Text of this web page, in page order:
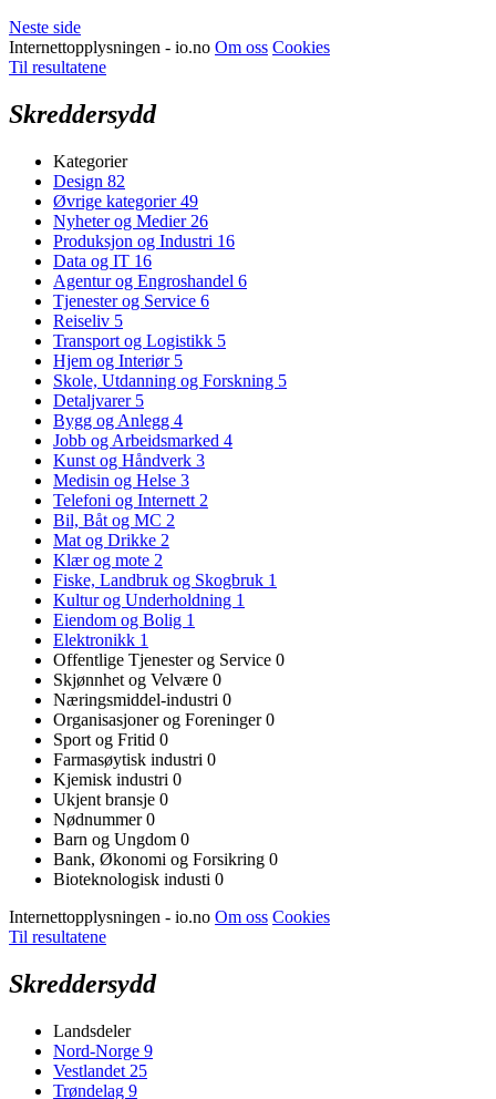
Neste side
Internettopplysningen - io.no Om oss Cookies
Til resultatene
Skreddersydd
Kategorier
Design 82
Øvrige kategorier49
Nyheter og Medier 26
Produksjon og Industri 16
Data og IT 16
Agentur og Engroshandel 6
Tjenester og Service 6
Reiseliv 5
Transport og Logistikk 5
Hjem og Interiør 5
Skole, Utdanning og Forskning 5
Detaljvarer 5
Bygg og Anlegg 4
Jobb og Arbeidsmarked 4
Kunst og Håndverk 3
Medisin og Helse 3
Telefoni og Internett 2
Bil, Båt og MC 2
Mat og Drikke 2
Klær og mote 2
Fiske, Landbruk og Skogbruk 1
Kultur og Underholdning 1
Eiendom og Bolig 1
Elektronikk 1
Offentlige Tjenester og Service 0
Skjønnhet og Velvære 0
Næringsmiddel-industri 0
Organisasjoner og Foreninger0
Sport og Fritid 0
Farmasøytisk industri 0
Kjemisk industri 0
Ukjent bransje 0
Nødnummer0
Barn og Ungdom 0
Bank, Økonomi og Forsikring 0
Bioteknologisk industi 0
Internettopplysningen - io.no Om oss Cookies
Til resultatene
Skreddersydd
Landsdeler
Nord-Norge 9
Vestlandet 25
Trøndelag 9